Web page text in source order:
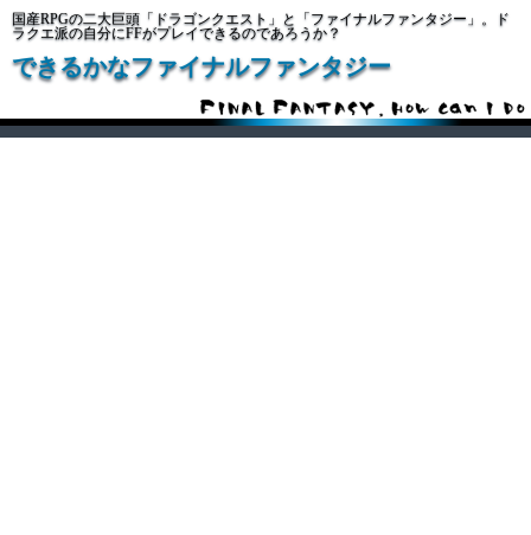
国産RPGの二大巨頭「ドラゴンクエスト」と「ファイナルファンタジー」。ド
ラクエ派の自分にFFがプレイできるのであろうか？
できるかなファイナルファンタジー